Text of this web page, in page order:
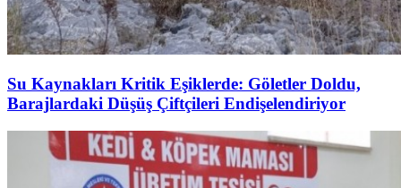
Su Kaynakları Kritik Eşiklerde: Göletler Doldu,
Barajlardaki Düşüş Çiftçileri Endişelendiriyor